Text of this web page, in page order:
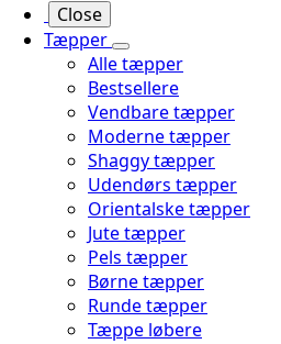
Close
Tæpper
Alle tæpper
Bestsellere
Vendbare tæpper
Moderne tæpper
Shaggy tæpper
Udendørs tæpper
Orientalske tæpper
Jute tæpper
Pels tæpper
Børne tæpper
Runde tæpper
Tæppe løbere